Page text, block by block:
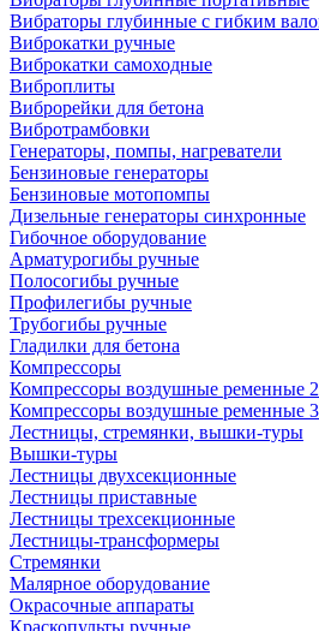
Вибраторы глубинные с гибким
Виброкатки ручные
Виброкатки самоходные
Виброплиты
Виброрейки для бетона
Вибротрамбовки
Генераторы, помпы, нагреватели
Бензиновые генераторы
Бензиновые мотопомпы
Дизельные генераторы синхронные
Гибочное оборудование
Арматурогибы ручные
Полосогибы ручные
Профилегибы ручные
Трубогибы ручные
Гладилки для бетона
Компрессоры
Компрессоры воздушные ременные
Компрессоры воздушные ременные
Лестницы, стремянки, вышки-туры
Вышки-туры
Лестницы двухсекционные
Лестницы приставные
Лестницы трехсекционные
Лестницы-трансформеры
Стремянки
Малярное оборудование
Окрасочные аппараты
Краскопульты ручные